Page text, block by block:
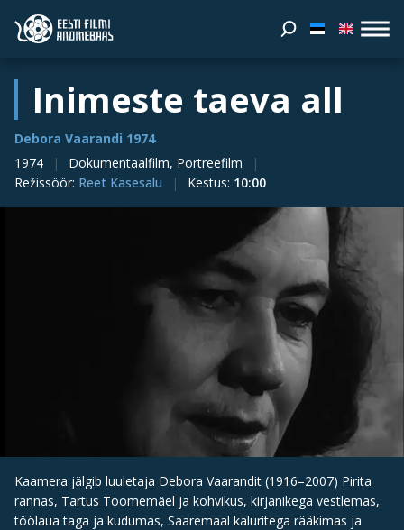
Inimeste taeva all
Debora Vaarandi 1974
1974
Dokumentaalfilm, Portreefilm
Režissöör: Reet Kasesalu Kestus: 10:00
Kaamera jälgib luuletaja Debora Vaarandit (1916–2007) Pirita
rannas, Tartus Toomemäel ja kohvikus, kirjanikega vestlemas,
töölaua taga ja kudumas, Saaremaal kaluritega rääkimas ja